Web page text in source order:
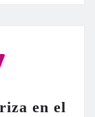
en el